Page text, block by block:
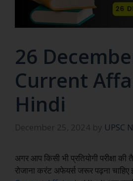
26
Current
Hindi
December 25, 2024 by UPSC
अगर आप किसी भी प्रतियोगी परीक्षा
रोजाना करंट अफेयर्स जरूर पढ़ना